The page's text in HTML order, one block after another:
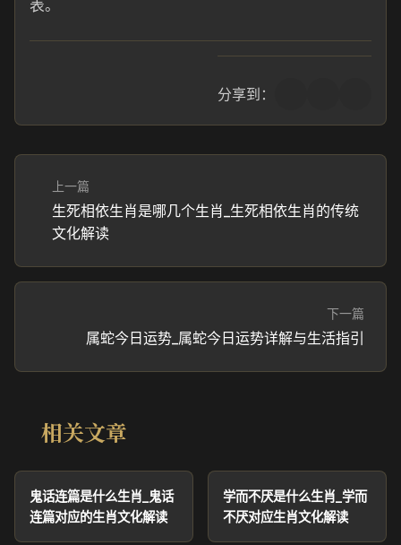
表。
分享到：
上一篇
生死相依生肖是哪几个生肖_生死相依生肖的传统
文化解读
下一篇
属蛇今日运势_属蛇今日运势详解与生活指引
相关文章
鬼话连篇是什么生肖_鬼话
连篇对应的生肖文化解读
学而不厌是什么生肖_学而
不厌对应生肖文化解读